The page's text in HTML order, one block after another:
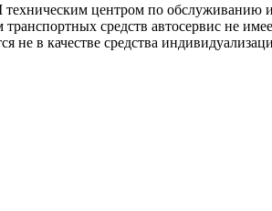
центром по обслуживанию и
средств автосервис не
качестве средства